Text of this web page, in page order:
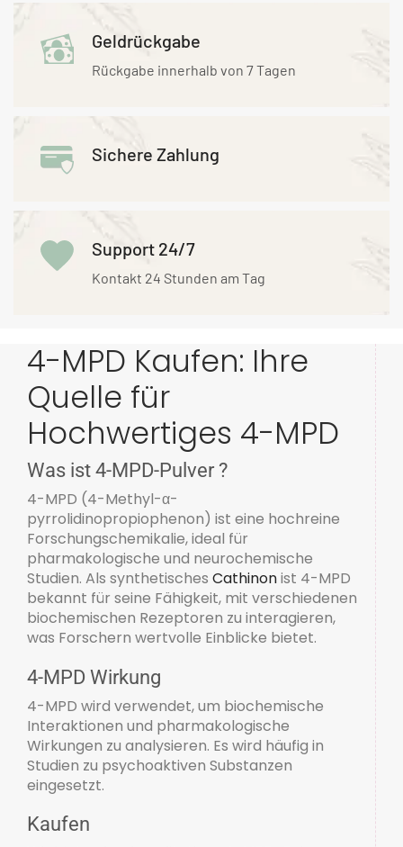
Geldrückgabe
Rückgabe innerhalb von 7 Tagen
Sichere Zahlung
Support 24/7
Kontakt 24 Stunden am Tag
4-MPD Kaufen: Ihre
Quelle für
Hochwertiges 4-MPD
Was ist 4-MPD-Pulver ?
4-MPD (4-Methyl-α-
pyrrolidinopropiophenon) ist eine hochreine
Forschungschemikalie, ideal für
pharmakologische und neurochemische
Studien. Als synthetisches Cathinonist 4-MPD
bekannt für seine Fähigkeit, mit verschiedenen
biochemischen Rezeptoren zu interagieren,
was Forschern wertvolle Einblicke bietet.
4-MPD Wirkung
4-MPD wird verwendet, um biochemische
Interaktionen und pharmakologische
Wirkungen zu analysieren. Es wird häufig in
Studien zu psychoaktiven Substanzen
eingesetzt.
Kaufen